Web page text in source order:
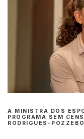
A MINISTRA DOS
PROGRAMA SEM
RODRIGUES-